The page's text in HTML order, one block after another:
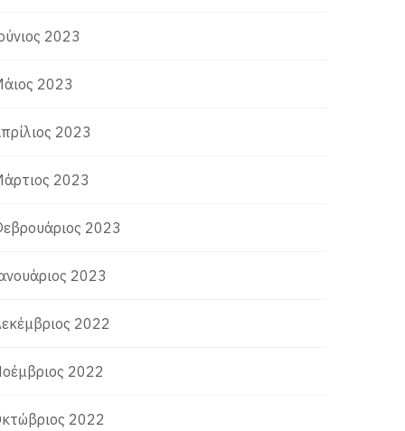
2023
2023
2023
2023
2023
2023
2022
2022
2022